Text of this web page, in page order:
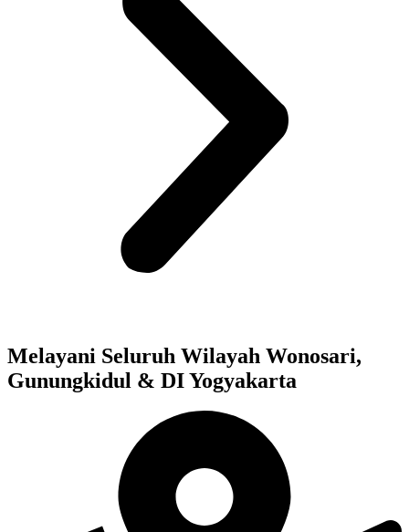
Melayani Seluruh Wilayah Wonosari,
Gunungkidul & DI Yogyakarta